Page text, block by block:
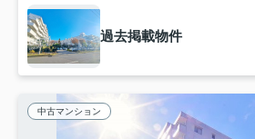
過去掲載物件
中古マンション